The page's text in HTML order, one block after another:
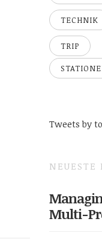
TECHNIK
TRIP
Tweets by
NEUESTE
Multi-